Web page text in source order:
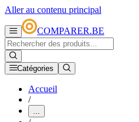
Aller au contenu principal
COMPARER.BE
Catégories
Accueil
/
...